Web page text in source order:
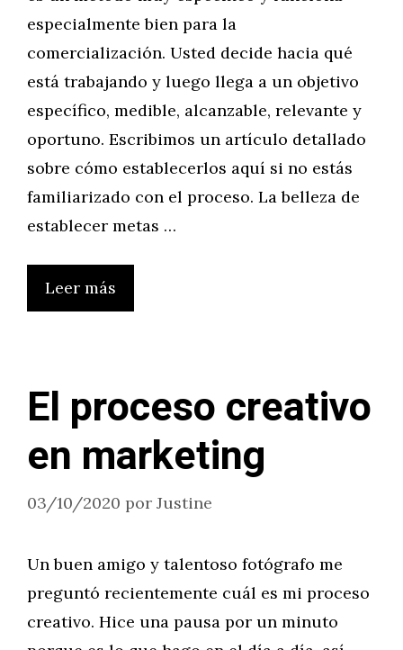
especialmente bien para la
comercialización. Usted decide hacia qué
está trabajando y luego llega a un objetivo
específico, medible, alcanzable, relevante y
oportuno. Escribimos un artículo detallado
sobre cómo establecerlos aquí si no estás
familiarizado con el proceso. La belleza de
establecer metas …
Leer más
El proceso creativo
en marketing
03/10/2020 por Justine
Un buen amigo y talentoso fotógrafo me
preguntó recientemente cuál es mi proceso
creativo. Hice una pausa por un minuto